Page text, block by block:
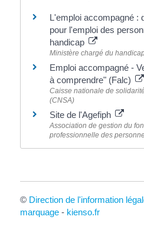
L'emploi accompagné :
pour l'emploi des
handicap
Ministère chargé du
Emploi accompagné -
à comprendre" (Falc)
Caisse nationale de
(CNSA)
Site de l'Agefiph
Association de gestion du
professionnelle des
© Direction de l'information
marquage- kienso.fr